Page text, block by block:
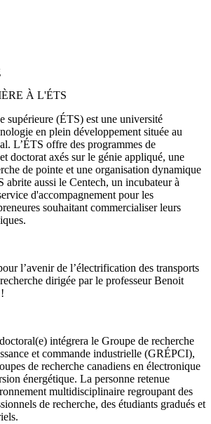
À L'ÉTS
supérieure (ÉTS) est une université
en plein développement située au
L’ÉTS offre des programmes de
doctorat axés sur le génie appliqué, une
de pointe et une organisation dynamique
aussi le Centech, un incubateur à
d'accompagnement pour les
souhaitant commercialiser leurs
l’avenir de l’électrification des transports
dirigée par le professeur Benoit
intégrera le Groupe de recherche
et commande industrielle (GRÉPCI),
de recherche canadiens en électronique
énergétique. La personne retenue
multidisciplinaire regroupant des
de recherche, des étudiants gradués et